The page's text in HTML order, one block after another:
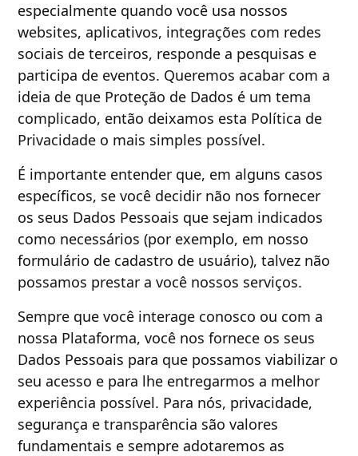
especialmente quando você usa nossos
websites, aplicativos, integrações com redes
sociais de terceiros, responde a pesquisas e
participa de eventos. Queremos acabar com a
ideia de que Proteção de Dados é um tema
complicado, então deixamos esta Política de
Privacidade o mais simples possível.
É importante entender que, em alguns casos
específicos, se você decidir não nos fornecer
os seus Dados Pessoais que sejam indicados
como necessários (por exemplo, em nosso
formulário de cadastro de usuário), talvez não
possamos prestar a você nossos serviços.
Sempre que você interage conosco ou com a
nossa Plataforma, você nos fornece os seus
Dados Pessoais para que possamos viabilizar o
seu acesso e para lhe entregarmos a melhor
experiência possível. Para nós, privacidade,
segurança e transparência são valores
fundamentais e sempre adotaremos as